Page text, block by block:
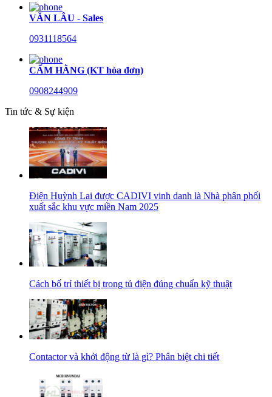
VĂN LÂU - Sales
0931118564
CẨM HẰNG (KT hóa đơn)
0908244909
Tin tức & Sự kiện
Điện Huỳnh Lai được CADIVI vinh danh là Nhà phân phối
xuất sắc khu vực miền Nam 2025
Cách bố trí thiết bị trong tủ điện đúng chuẩn kỹ thuật
Contactor và khởi động từ là gì? Phân biệt chi tiết